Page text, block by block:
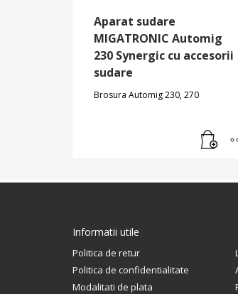
Aparat sudare
MIGATRONIC Automig
230 Synergic cu accesorii
sudare
Brosura Automig 230, 270
Informatii utile
Politica de retur
Politica de confidentialitate
Modalitati de plata